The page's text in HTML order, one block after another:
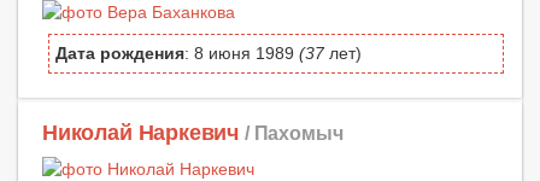
Дата рождения: 8 июня 1989 (37лет)
Николай Наркевич / Пахомыч